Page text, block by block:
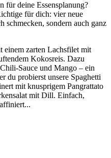
für deine Essensplanung?
für dich: vier neue
schmecken, sondern auch ganz
einem zarten Lachsfilet mit
Kokosreis. Dazu
Sauce und Mango – ein
du probierst unsere Spaghetti
mit knusprigem Pangrattato
mit Dill. Einfach,